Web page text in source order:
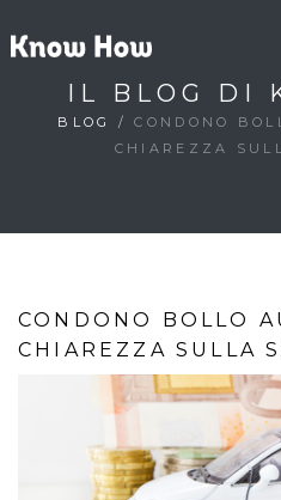
IL BLOG DI
BLOG /CONDONO
CHIAREZZA
CONDONO BOLLO
CHIAREZZA SULLA